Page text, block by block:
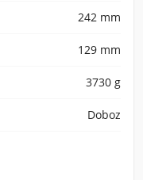
242 mm
129 mm
3730 g
Doboz